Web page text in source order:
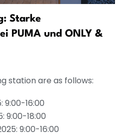
Starke
PUMA und ONLY &
station are as follows:
9:00-16:00
9:00-18:00
9:00-16:00